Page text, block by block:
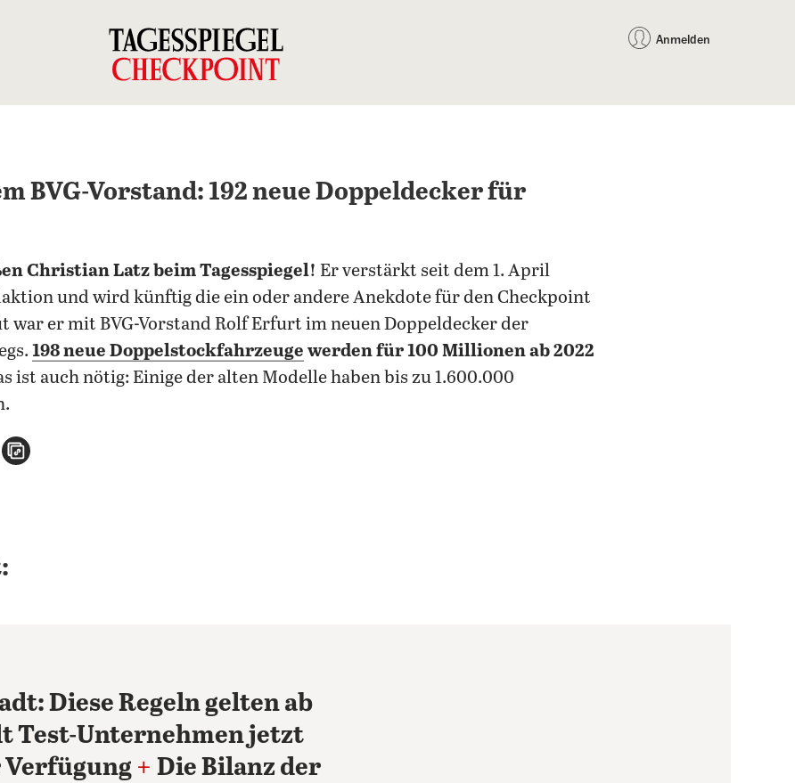
Anmelden
BVG-Vorstand: 192 neue Doppeldecker für
Christian Latz beim Tagesspiegel! Er verstärkt seit dem 1. April
und wird künftig die ein oder andere Anekdote für den Checkpoint
war er mit BVG-Vorstand Rolf Erfurt im neuen Doppeldecker der
198 neue Doppelstockfahrzeuge werden für 100 Millionen ab 2022
ist auch nötig: Einige der alten Modelle haben bis zu 1.600.000
teilen
per E-Mail teilen
Diese Regeln gelten ab
Test-Unternehmen jetzt
+ Die Bilanz der